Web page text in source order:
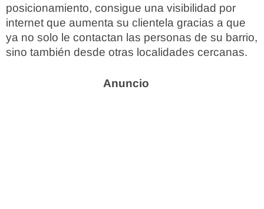
posicionamiento, consigue una visibilidad por
internet que aumenta su clientela gracias a que
ya no solo le contactan las personas de su barrio,
sino también desde otras localidades cercanas.